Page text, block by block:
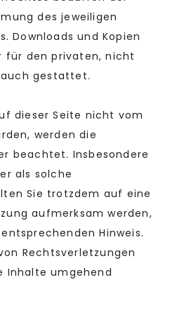
des jeweiligen
Downloads und Kopien
für den privaten, nicht
gestattet.
dieser Seite nicht vom
werden die
beachtet. Insbesondere
als solche
Sie trotzdem auf eine
aufmerksam werden,
Hinweis.
Rechtsverletzungen
Inhalte umgehend